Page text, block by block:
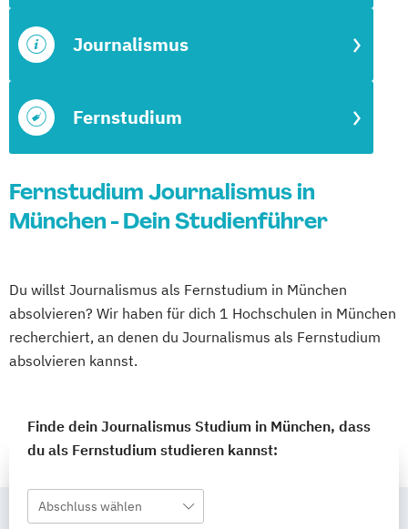
Fernstudium
Journalismus
Fernstudium Journalismus in
München - Dein Studienführer
Du willst Journalismus als Fernstudium in München
absolvieren? Wir haben für dich 1 Hochschulen in München
recherchiert, an denen du Journalismus als Fernstudium
absolvieren kannst.
Finde dein Journalismus Studium in München, dass
du als Fernstudium studieren kannst:
Abschluss wählen